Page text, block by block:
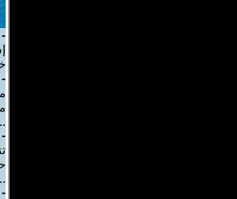
-
-
-
-